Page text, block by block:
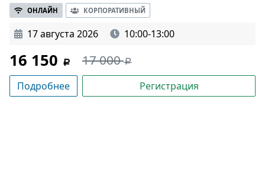
ОНЛАЙН КОРПОРАТИВНЫЙ
17 августа 2026 10:00-13:00
16 150 17 000
Подробнее Регистрация